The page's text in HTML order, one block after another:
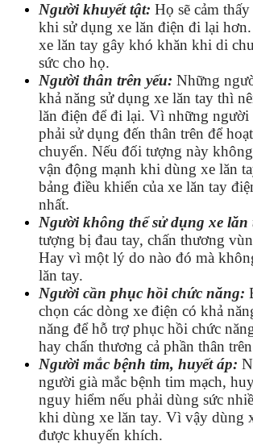
Người khuyết tật: Họ sẽ cảm
khi sử dụng xe lăn điện đi lại
xe lăn tay gây khó khăn khi di
sức cho họ.
Người thân trên yếu: Những
khả năng sử dụng xe lăn tay thì
lăn điện để đi lại. Vì những người
phải sử dụng đến thân trên để
chuyển. Nếu đối tượng này
vận động mạnh khi dùng xe lăn
bảng điều khiển của xe lăn tay
nhất.
Người không thể sử dụng xe lăn
tượng bị đau tay, chấn thương
Hay vì một lý do nào đó mà
lăn tay.
Người cần phục hồi chức năng:
chọn các dòng xe điện có khả
năng để hỗ trợ phục hồi chức
hay chấn thương cả phần thân
Người mắc bệnh tim, huyết áp:
người già mắc bệnh tim mạch,
nguy hiểm nếu phải dùng sức
khi dùng xe lăn tay. Vì vậy dùng
được khuyến khích.